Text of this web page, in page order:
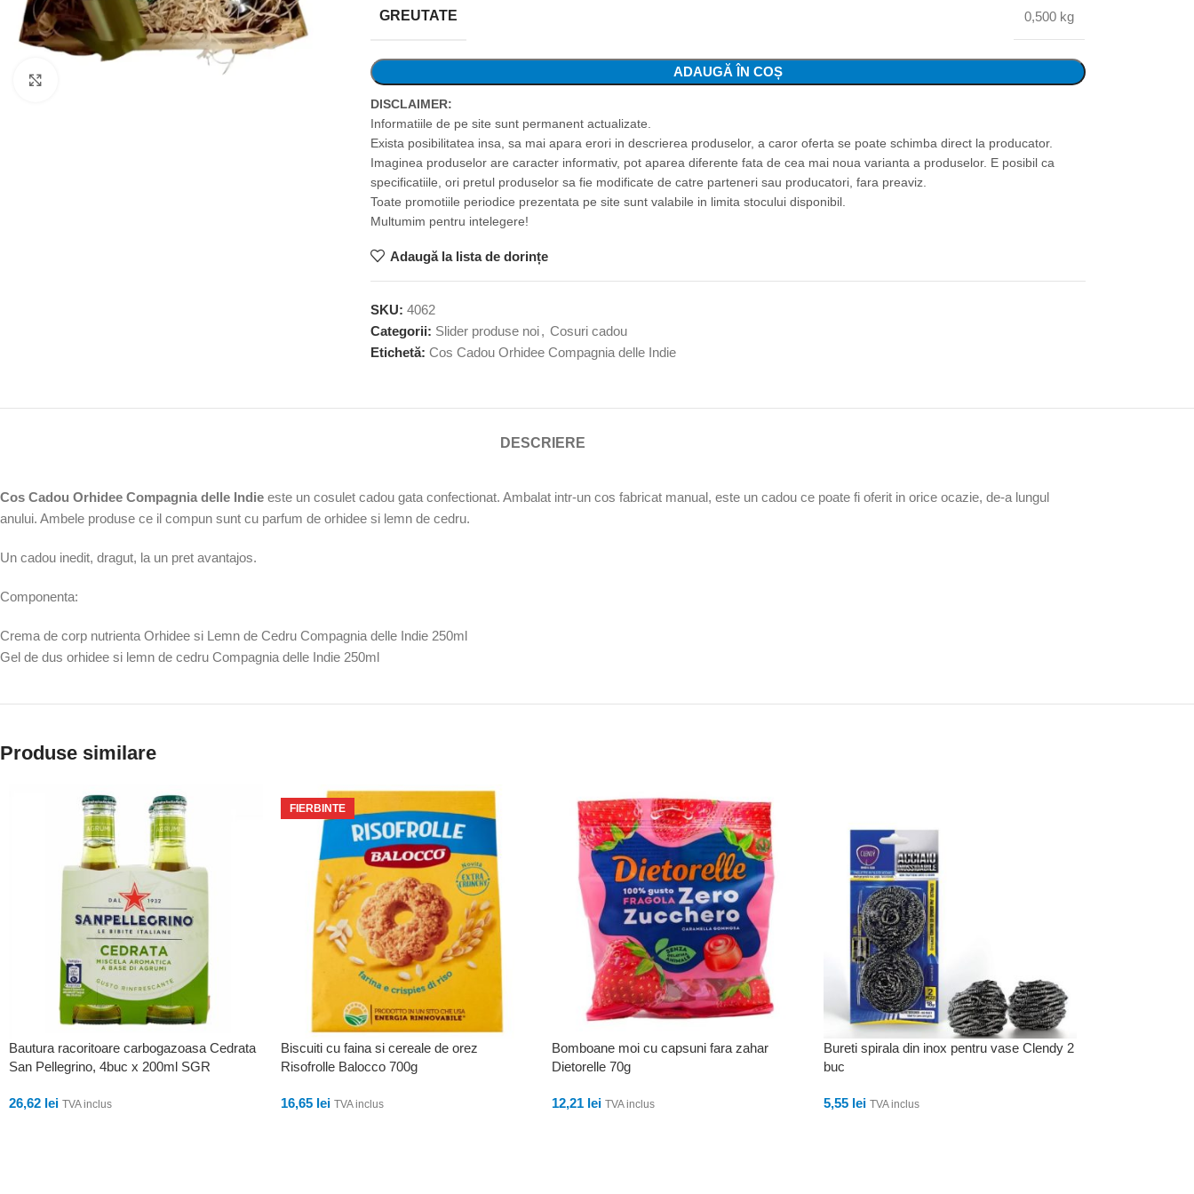
GREUTATE 0,500 kg
ADAUGĂ ÎN COȘ
DISCLAIMER:
Informatiile de pe site sunt permanent actualizate.
Exista posibilitatea insa, sa mai apara erori in descrierea produselor, a caror oferta se poate schimba direct la producator.
Imaginea produselor are caracter informativ, pot aparea diferente fata de cea mai noua varianta a produselor. E posibil ca
specificatiile, ori pretul produselor sa fie modificate de catre parteneri sau producatori, fara preaviz.
Toate promotiile periodice prezentata pe site sunt valabile in limita stocului disponibil.
Multumim pentru intelegere!
Adaugă la lista de dorințe
SKU:4062
Categorii: Slider produse noi, Cosuri cadou
Etichetă: Cos Cadou Orhidee Compagnia delle Indie
DESCRIERE
Cos Cadou Orhidee Compagnia delle Indie este un cosulet cadou gata confectionat. Ambalat intr-un cos fabricat manual, este un cadou ce poate fi oferit in orice ocazie, de-a lungul
anului. Ambele produse ce il compun sunt cu parfum de orhidee si lemn de cedru.
Un cadou inedit, dragut, la un pret avantajos.
Componenta:
Crema de corp nutrienta Orhidee si Lemn de Cedru Compagnia delle Indie 250ml
Gel de dus orhidee si lemn de cedru Compagnia delle Indie 250ml
Produse similare
Bautura racoritoare carbogazoasa Cedrata
San Pellegrino, 4buc x 200ml SGR
26,62 lei TVA inclus
FIERBINTE
Biscuiti cu faina si cereale de orez
Risofrolle Balocco 700g
16,65 lei TVA inclus
Bomboane moi cu capsuni fara zahar
Dietorelle 70g
12,21 lei TVA inclus
Bureti spirala din inox pentru vase Clendy 2
buc
5,55 lei TVA inclus